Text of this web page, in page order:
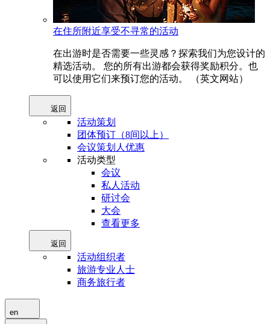
在住所附近享受不寻常的活动
在出游时是否需要一些灵感？探索我们为您设计的
精选活动。 您的所有出游都会获得奖励积分。也
可以使用它们来预订您的活动。 （英文网站）
返回
活动策划
团体预订（8间以上）
会议策划人优惠
活动类型
会议
私人活动
研讨会
大会
查看更多
返回
活动组织者
旅游专业人士
商务旅行者
en